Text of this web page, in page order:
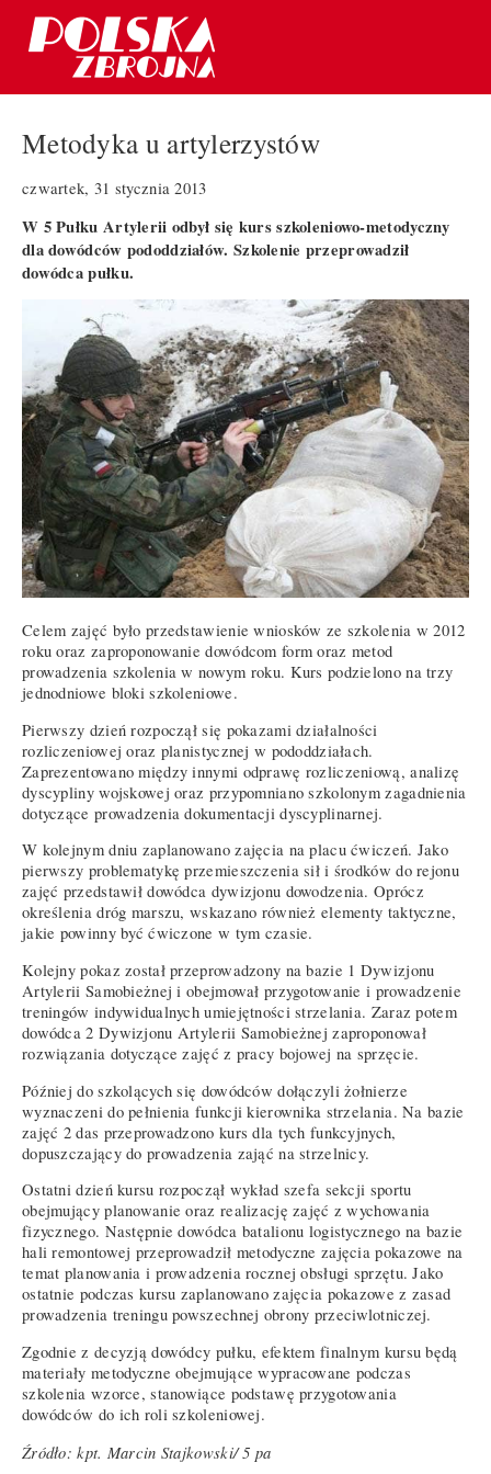
Metodyka u artylerzystów
czwartek, 31 stycznia 2013
W 5 Pułku Artylerii odbył się kurs szkoleniowo-metodyczny
dla dowódców pododdziałów. Szkolenie przeprowadził
dowódca pułku.
Celem zajęć było przedstawienie wniosków ze szkolenia w 2012
roku oraz zaproponowanie dowódcom form oraz metod
prowadzenia szkolenia w nowym roku. Kurs podzielono na trzy
jednodniowe bloki szkoleniowe.
Pierwszy dzień rozpoczął się pokazami działalności
rozliczeniowej oraz planistycznej w pododdziałach.
Zaprezentowano między innymi odprawę rozliczeniową, analizę
dyscypliny wojskowej oraz przypomniano szkolonym zagadnienia
dotyczące prowadzenia dokumentacji dyscyplinarnej.
W kolejnym dniu zaplanowano zajęcia na placu ćwiczeń. Jako
pierwszy problematykę przemieszczenia sił i środków do rejonu
zajęć przedstawił dowódca dywizjonu dowodzenia. Oprócz
określenia dróg marszu, wskazano również elementy taktyczne,
jakie powinny być ćwiczone w tym czasie.
Kolejny pokaz został przeprowadzony na bazie 1 Dywizjonu
Artylerii Samobieżnej i obejmował przygotowanie i prowadzenie
treningów indywidualnych umiejętności strzelania. Zaraz potem
dowódca 2 Dywizjonu Artylerii Samobieżnej zaproponował
rozwiązania dotyczące zajęć z pracy bojowej na sprzęcie.
Później do szkolących się dowódców dołączyli żołnierze
wyznaczeni do pełnienia funkcji kierownika strzelania. Na bazie
zajęć 2 das przeprowadzono kurs dla tych funkcyjnych,
dopuszczający do prowadzenia zająć na strzelnicy.
Ostatni dzień kursu rozpoczął wykład szefa sekcji sportu
obejmujący planowanie oraz realizację zajęć z wychowania
fizycznego. Następnie dowódca batalionu logistycznego na bazie
hali remontowej przeprowadził metodyczne zajęcia pokazowe na
temat planowania i prowadzenia rocznej obsługi sprzętu. Jako
ostatnie podczas kursu zaplanowano zajęcia pokazowe z zasad
prowadzenia treningu powszechnej obrony przeciwlotniczej.
Zgodnie z decyzją dowódcy pułku, efektem finalnym kursu będą
materiały metodyczne obejmujące wypracowane podczas
szkolenia wzorce, stanowiące podstawę przygotowania
dowódców do ich roli szkoleniowej.
Źródło: kpt. Marcin Stajkowski/ 5 pa